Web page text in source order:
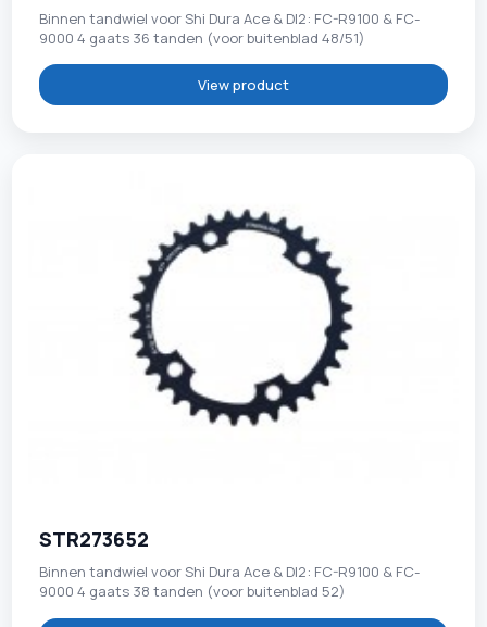
Binnen tandwiel voor Shi Dura Ace & DI2: FC-R9100 & FC-
9000 4 gaats 36 tanden (voor buitenblad 48/51)
View product
STR273652
Binnen tandwiel voor Shi Dura Ace & DI2: FC-R9100 & FC-
9000 4 gaats 38 tanden (voor buitenblad 52)